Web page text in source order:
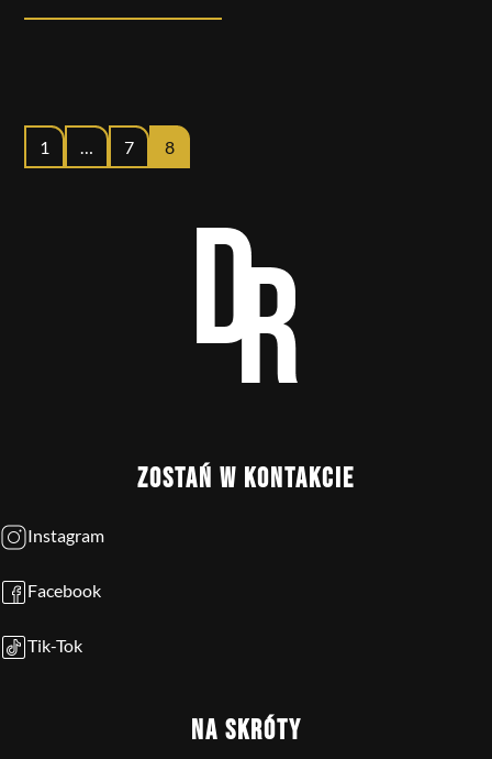
1 … 7 8
ZOSTAŃ W KONTAKCIE
Instagram
Facebook
Tik-Tok
NA SKRÓTY